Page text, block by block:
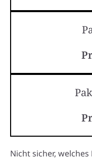
Nicht sicher, welches